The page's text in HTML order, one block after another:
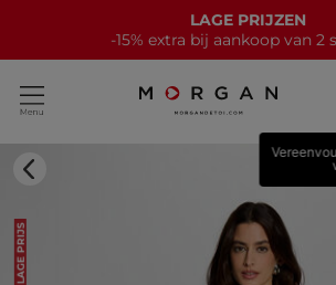
LAGE PRIJZEN
-15% extra bij aankoop van 2
LAGE PRIJS